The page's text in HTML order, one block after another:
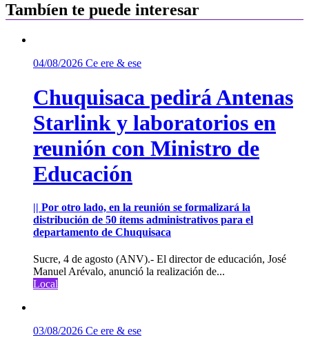
Tambíen te puede interesar
04/08/2026 Ce ere & ese
Chuquisaca pedirá Antenas
Starlink y laboratorios en
reunión con Ministro de
Educación
|| Por otro lado, en la reunión se formalizará la
distribución de 50 ítems administrativos para el
departamento de Chuquisaca
Sucre, 4 de agosto (ANV).- El director de educación, José
Manuel Arévalo, anunció la realización de...
Local
03/08/2026 Ce ere & ese